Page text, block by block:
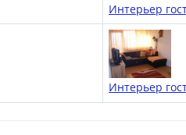
Интерьер
Интерьер